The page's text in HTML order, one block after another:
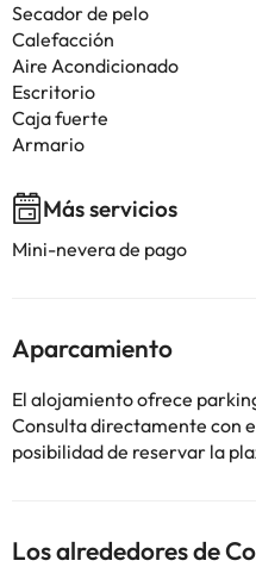
Secador de pelo
Calefacción
Aire Acondicionado
Escritorio
Caja fuerte
Armario
Más servicios
Mini-nevera de pago
Aparcamiento
El alojamiento ofrece
Consulta directamente con
posibilidad de reservar la
Los alrededores de